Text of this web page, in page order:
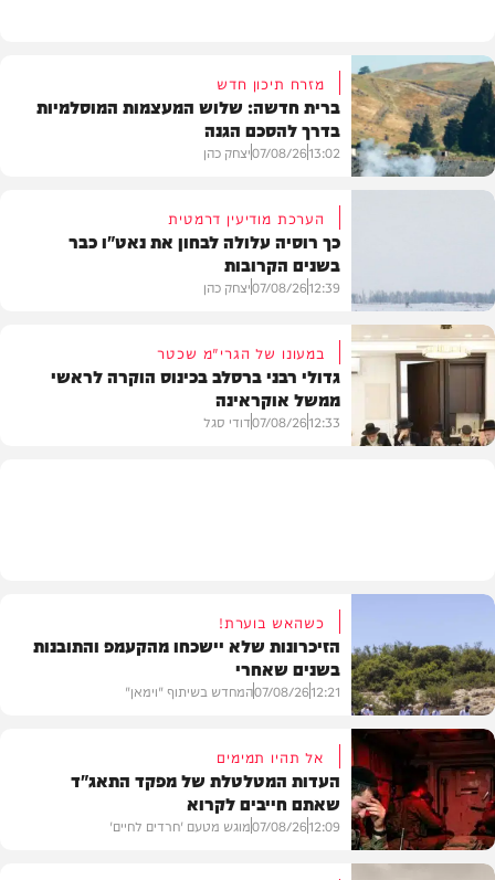
מזרח תיכון חדש
ברית חדשה: שלוש המעצמות המוסלמיות
בדרך להסכם הגנה
13:02
07/08/26יצחק כהן
הערכת מודיעין דרמטית
כך רוסיה עלולה לבחון את נאט"ו כבר
בשנים הקרובות
12:39
07/08/26יצחק כהן
במעונו של הגרי"מ שכטר
גדולי רבני ברסלב בכינוס הוקרה לראשי
ממשל אוקראינה
12:33
07/08/26דודי סגל
וידאו
כשהאש בוערת!
הזיכרונות שלא יישכחו מהקעמפ והתובנות
בשנים שאחרי
12:21
07/08/26המחדש בשיתוף "וימאן"
אל תהיו תמימים
העדות המטלטלת של מפקד התאג"ד
שאתם חייבים לקרוא
12:09
07/08/26מוגש מטעם 'חרדים לחיים'